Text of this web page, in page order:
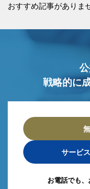
おすすめ記事がありま
戦略的に
サービ
お電話でも